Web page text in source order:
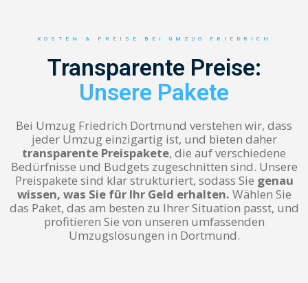
KOSTEN & PREISE BEI UMZUG FRIEDRICH
Transparente Preise:
Unsere Pakete
Bei Umzug Friedrich Dortmund verstehen wir, dass
jeder Umzug einzigartig ist, und bieten daher
transparente Preispakete, die auf verschiedene
Bedürfnisse und Budgets zugeschnitten sind. Unsere
Preispakete sind klar strukturiert, sodass Sie genau
wissen, was Sie für Ihr Geld erhalten. Wählen Sie
das Paket, das am besten zu Ihrer Situation passt, und
profitieren Sie von unseren umfassenden
Umzugslösungen in Dortmund.